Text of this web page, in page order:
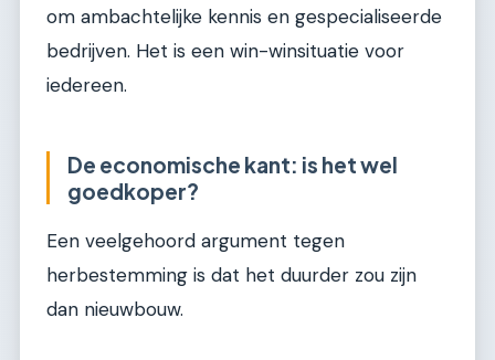
om ambachtelijke kennis en gespecialiseerde
bedrijven. Het is een win-winsituatie voor
iedereen.
De economische kant: is het wel
goedkoper?
Een veelgehoord argument tegen
herbestemming is dat het duurder zou zijn
dan nieuwbouw.